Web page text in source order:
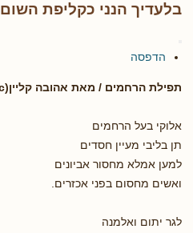
בלעדיך הנני כקליפת
הדפסה
תפילת הרחמים / מאת אהובה קליין(c)
אלוקי בעל הרחמים
תן בליבי מעיין חסדים
למען אמלא מחסור אביונים
ואשים מחסום בפני אכזרים.
לגר יתום ואלמנה